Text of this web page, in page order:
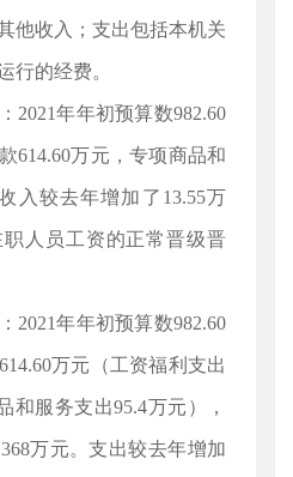
他收入；支出包括本机关
行的经费。
2021年年初预算数982.60
614.60万元，专项商品和
入较去年增加了13.55万
职人员工资的正常晋级晋
2021年年初预算数982.60
万元（工资福利支出
和服务支出95.4万元），
万元。支出较去年增加